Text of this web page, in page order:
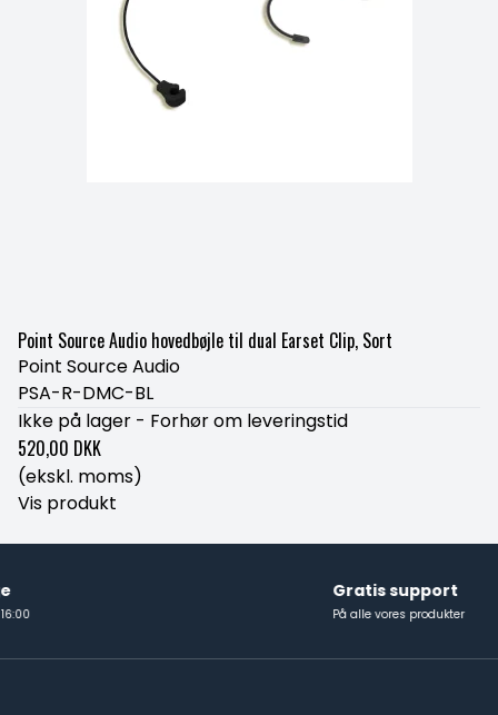
Point Source Audio hovedbøjle til dual Earset Clip, Sort
Point Source Audio
PSA-R-DMC-BL
Ikke på lager - Forhør om leveringstid
520,00 DKK
(ekskl. moms)
Vis produkt